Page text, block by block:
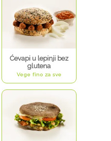
Ćevapi u lepinji bez
glutena
Vege fino za sve